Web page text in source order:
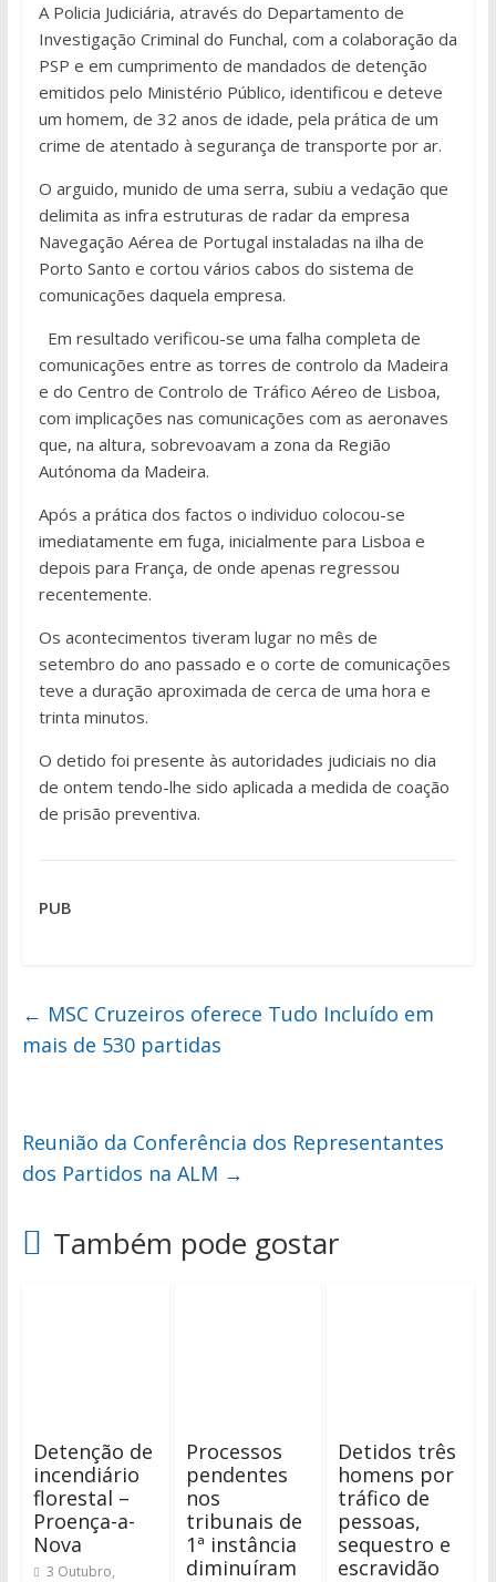
A Policia Judiciária, através do Departamento de
Investigação Criminal do Funchal, com a colaboração da
PSP e em cumprimento de mandados de detenção
emitidos pelo Ministério Público, identificou e deteve
um homem, de 32 anos de idade, pela prática de um
crime de atentado à segurança de transporte por ar.
O arguido, munido de uma serra, subiu a vedação que
delimita as infra estruturas de radar da empresa
Navegação Aérea de Portugal instaladas na ilha de
Porto Santo e cortou vários cabos do sistema de
comunicações daquela empresa.
Em resultado verificou-se uma falha completa de
comunicações entre as torres de controlo da Madeira
e do Centro de Controlo de Tráfico Aéreo de Lisboa,
com implicações nas comunicações com as aeronaves
que, na altura, sobrevoavam a zona da Região
Autónoma da Madeira.
Após a prática dos factos o individuo colocou-se
imediatamente em fuga, inicialmente para Lisboa e
depois para França, de onde apenas regressou
recentemente.
Os acontecimentos tiveram lugar no mês de
setembro do ano passado e o corte de comunicações
teve a duração aproximada de cerca de uma hora e
trinta minutos.
O detido foi presente às autoridades judiciais no dia
de ontem tendo-lhe sido aplicada a medida de coação
de prisão preventiva.
PUB
← MSC Cruzeiros oferece Tudo Incluído em
mais de 530 partidas
Reunião da Conferência dos Representantes
dos Partidos na ALM →
Também pode gostar
Detenção de
incendiário
florestal –
Proença-a-
Nova
3 Outubro,
Processos
pendentes
nos
tribunais de
1ª instância
diminuíram
Detidos três
homens por
tráfico de
pessoas,
sequestro e
escravidão